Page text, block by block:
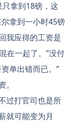
拿到18镑，这
拿到一小时45镑
我应得的工资是
在一起了。”没付
单出错而已。”
过打官司也是所
就可能变为月